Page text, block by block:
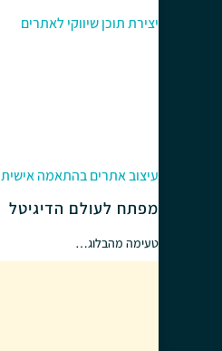
יצירת תוכן שיווקי לאתרים
עיצוב אתרים בהתאמה אישית
מפתח לעולם הדיגיטל
טעימה מהבלוג…